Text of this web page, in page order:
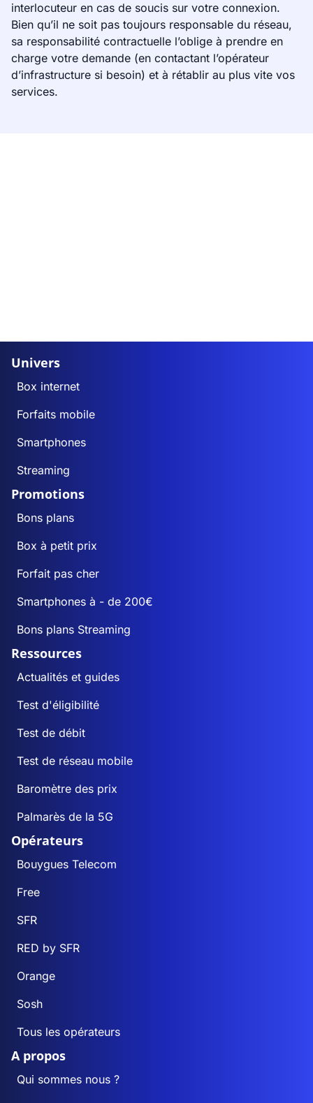
interlocuteur en cas de soucis sur votre connexion.
Bien qu’il ne soit pas toujours responsable du réseau,
sa responsabilité contractuelle l’oblige à prendre en
charge votre demande (en contactant l’opérateur
d’infrastructure si besoin) et à rétablir au plus vite vos
services.
Univers
Box internet
Forfaits mobile
Smartphones
Streaming
Promotions
Bons plans
Box à petit prix
Forfait pas cher
Smartphones à - de 200€
Bons plans Streaming
Ressources
Actualités et guides
Test d'éligibilité
Test de débit
Test de réseau mobile
Baromètre des prix
Palmarès de la 5G
Opérateurs
Bouygues Telecom
Free
SFR
RED by SFR
Orange
Sosh
Tous les opérateurs
A propos
Qui sommes nous ?